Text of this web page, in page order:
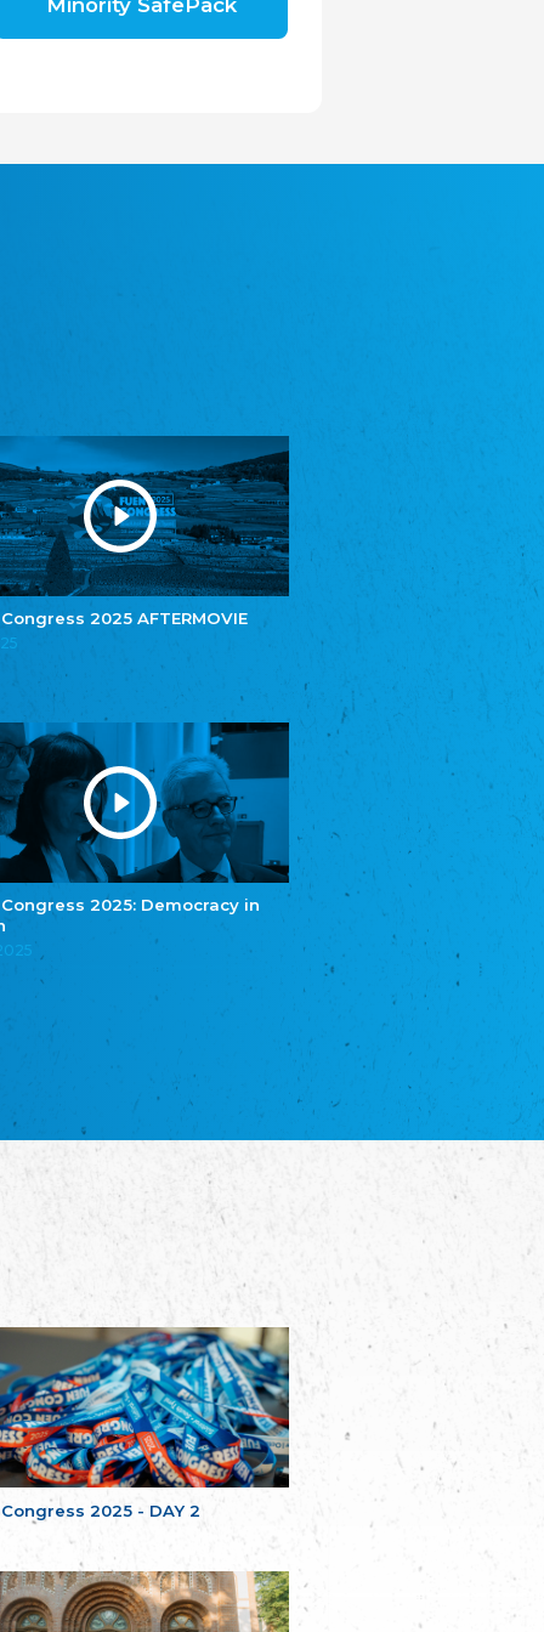
Congress 2025 AFTERMOVIE
Congress 2025: Democracy in
Congress 2025 - DAY 2
Zentralrat der Jenischen in Deutschland
e.V.
Central Council of Yenish in Germany
Zentralrat Deutscher Sinti und Roma
Central Council of German Sinti and Roma
Związek Polaków w Niemczech
Bund Deutscher Nordschleswiger (BDN)
Federation of Germans in Northern Schleswig
Danish Border Association
Eestimaa Rahvuste Ühendus
Estonian Union of National Minorities
Eestimaa Valgevenelaste Assotsiatsioon
Estonian Belorusian Association
Verein der Deutschen in Estland
школа Эстонии”
благотворительных обществ
Union of Russian Educational and Charitable
Plataforma per la Llengua
Associacion Occitana de Fotbòl
Occitania Football Association
Comité d´Action Régionale de Bretagne -
Poellgor evit Breizh
Committee for regional action in Brittany
Elsaß-Lothringischer Volksbund EL
Skol Uhel Ar Vro – Institut Culturel de
The Cultural Institute of Brittany
Unser Land
Our Country
Svenska Finlands folkting/Folktinget
The Swedish Assembly of Finland
Assoziation der Deutschen Georgiens
Association of Germans of Georgia “Einung”
საერთო სამოქალაქო მოძრაობა -
მრავალეროვანი საქართველო
Minority SafePack